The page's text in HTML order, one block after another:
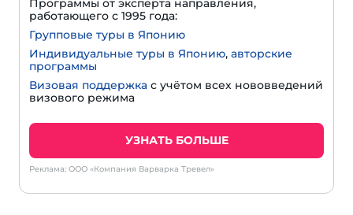
Программы от эксперта направления,
работающего с 1995 года:
Групповые туры в Японию
Индивидуальные туры в Японию, авторские
программы
Визовая поддержка с учётом всех нововведений
визового режима
УЗНАТЬ БОЛЬШЕ
Реклама: ООО «Компания Варварка Тревел»